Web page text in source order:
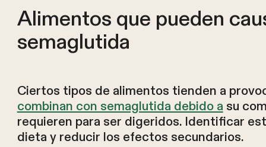
Alimentos que pueden
semaglutida
Ciertos tipos de alimentos tienden a
combinan con semaglutida debido a su
requieren para ser digeridos. Identificar
dieta y reducir los efectos secundarios.